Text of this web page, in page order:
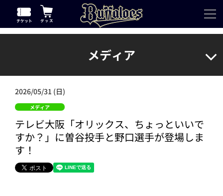
メディア
2026/05/31 (日)
メディア
テレビ大阪「オリックス、ちょっといいで
すか？」に曽谷投手と野口選手が登場しま
す！